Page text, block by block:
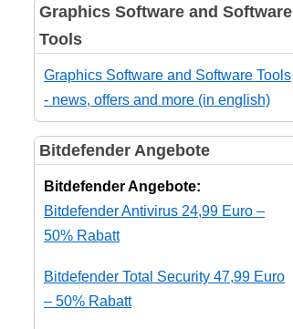
Graphics Software and Software
Tools
Graphics Software and Software Tools
- news, offers and more (in english)
Bitdefender Angebote
Bitdefender Angebote:
Bitdefender Antivirus 24,99 Euro –
50% Rabatt
Bitdefender Total Security 47,99 Euro
– 50% Rabatt